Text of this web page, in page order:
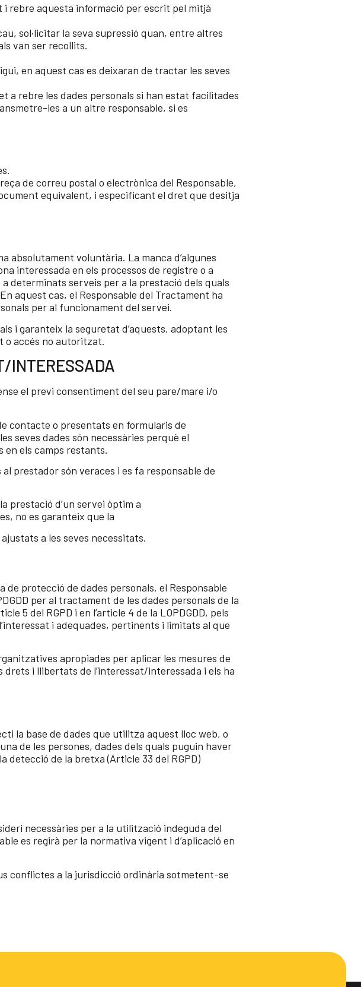
i rebre aquesta informació per escrit pel mitjà
sol·licitar la seva supressió quan, entre altres
van ser recollits.
en aquest cas es deixaran de tractar les seves
a rebre les dades personals si han estat facilitades
les a un altre responsable, si es
de correu postal o electrònica del Responsable,
equivalent, i especificant el dret que desitja
absolutament voluntària. La manca d’algunes
interessada en els processos de registre o a
determinats serveis per a la prestació dels quals
aquest cas, el Responsable del Tractament ha
per al funcionament del servei.
i garanteix la seguretat d’aquests, adoptant les
o accés no autoritzat.
INTERESSADA
el previ consentiment del seu pare/mare i/o
contacte o presentats en formularis de
seves dades són necessàries perquè el
en els camps restants.
prestador són veraces i es fa responsable de
prestació d’un servei òptim a
no es garanteix que la
a les seves necessitats.
protecció de dades personals, el Responsable
per al tractament de les dades personals de la
5 del RGPD i en l’article 4 de la LOPDGDD, pels
i adequades, pertinents i limitats al que
apropiades per aplicar les mesures de
drets i llibertats de l’interessat/interessada i els ha
la base de dades que utilitza aquest lloc web, o
de les persones, dades dels quals puguin haver
de la bretxa (Article 33 del RGPD)
necessàries per a la utilització indeguda del
es regirà per la normativa vigent i d’aplicació en
conflictes a la jurisdicció ordinària sotmetent-se